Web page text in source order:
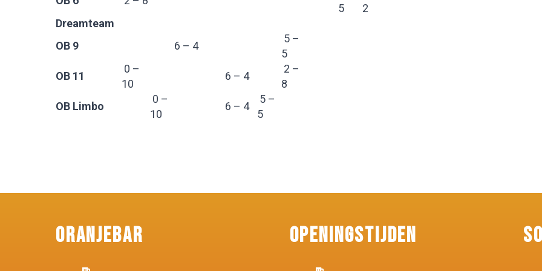
5
2
Dreamteam
OB 9
6 – 4
5 –
5
OB 11
0 –
10
6 – 4
2 –
8
OB Limbo
0 –
10
6 – 4
5 –
5
Oranjebar Openingstijden